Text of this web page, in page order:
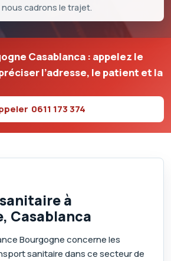
cadrons le trajet.
Casablanca : appelez le
l’adresse, le patient et la
0611 173 374
à
Casablanca
Bourgogne concerne les
sanitaire dans ce secteur de